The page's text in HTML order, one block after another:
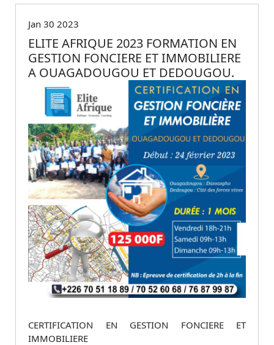
Jan 30 2023
ELITE AFRIQUE 2023 FORMATION EN
GESTION FONCIERE ET IMMOBILIERE
A OUAGADOUGOU ET DEDOUGOU.
CERTIFICATION EN GESTION FONCIERE ET
IMMOBILIERE